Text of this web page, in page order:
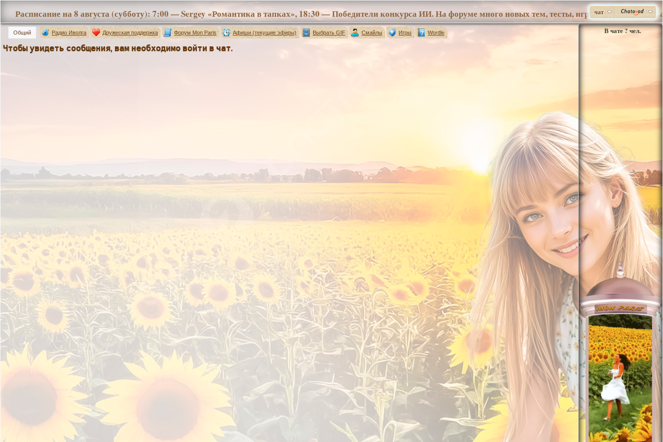
чат
Общий Радио Иволга Дружеская поддержка Форум Mon Paris Афиши (текущие эфиры) Выбрать GIF Смайлы Игры Wordle
Чтобы увидеть сообщения, вам необходимо войти в чат.
В чате?чел.